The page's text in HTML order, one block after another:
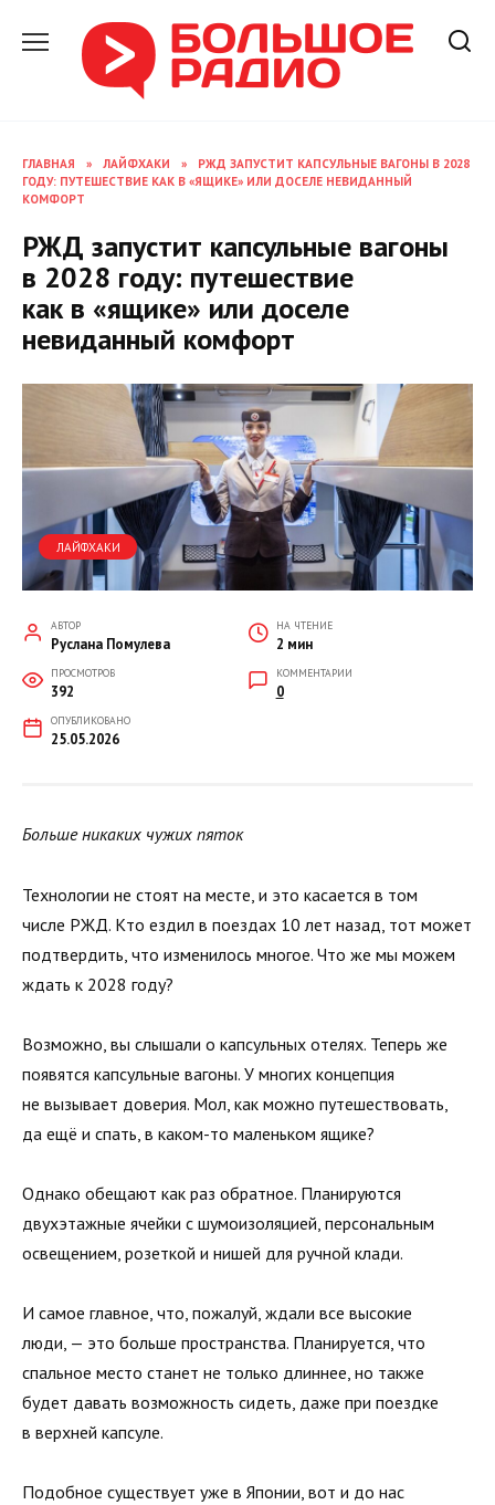
содержанию
ГЛАВНАЯ » ЛАЙФХАКИ »
РЖД ЗАПУСТИТ КАПСУЛЬНЫЕ ВАГОНЫ В 2028
ГОДУ: ПУТЕШЕСТВИЕ КАК В «ЯЩИКЕ» ИЛИ ДОСЕЛЕ НЕВИДАННЫЙ
КОМФОРТ
РЖД запустит капсульные вагоны
в 2028 году: путешествие
как в «ящике» или доселе
невиданный комфорт
ЛАЙФХАКИ
АВТОР
Руслана Помулева
НА ЧТЕНИЕ
2 мин
ПРОСМОТРОВ
392
КОММЕНТАРИИ
0
ОПУБЛИКОВАНО
25.05.2026
Больше никаких чужих пяток
Технологии не стоят на месте, и это касается в том
числе РЖД. Кто ездил в поездах 10 лет назад, тот может
подтвердить, что изменилось многое. Что же мы можем
ждать к 2028 году?
Возможно, вы слышали о капсульных отелях. Теперь же
появятся капсульные вагоны. У многих концепция
не вызывает доверия. Мол, как можно путешествовать,
да ещё и спать, в каком-то маленьком ящике?
Однако обещают как раз обратное. Планируются
двухэтажные ячейки с шумоизоляцией, персональным
освещением, розеткой и нишей для ручной клади.
И самое главное, что, пожалуй, ждали все высокие
люди, — это больше пространства. Планируется, что
спальное место станет не только длиннее, но также
будет давать возможность сидеть, даже при поездке
в верхней капсуле.
Подобное существует уже в Японии, вот и до нас